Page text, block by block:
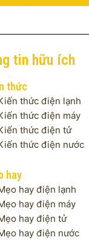
tin hữu ích
thức
thức điện lạnh
thức điện máy
thức điện tử
thức điện nước
hay
hay điện lạnh
hay điện máy
hay điện tử
hay điện nước